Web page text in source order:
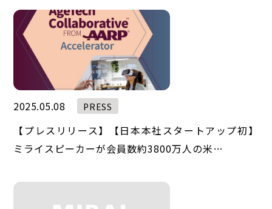
2025.05.08 PRESS
【プレスリリース】【日本本社スタートアップ初】
ミライスピーカーが会員数約3800万人の米…